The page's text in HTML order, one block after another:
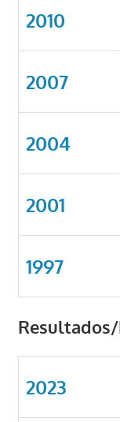
2010
2007
2004
2001
1997
Resultados/
2023